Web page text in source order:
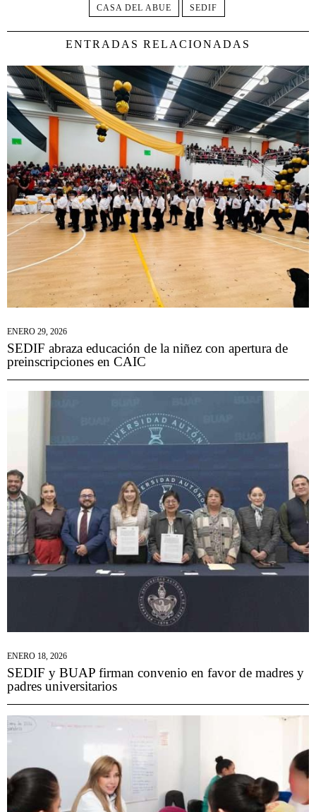
CASA DEL ABUE SEDIF
ENTRADAS RELACIONADAS
ENERO 29, 2026
SEDIF abraza educación de la niñez con apertura de
preinscripciones en CAIC
ENERO 18, 2026
SEDIF y BUAP firman convenio en favor de madres y
padres universitarios